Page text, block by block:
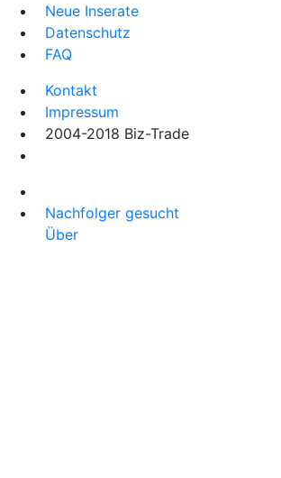
Neue Inserate
Datenschutz
FAQ
Kontakt
Impressum
2004-2018 Biz-Trade
Nachfolger gesucht
Über